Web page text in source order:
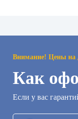
Внимание! Цены на
Как
Eсли у вас